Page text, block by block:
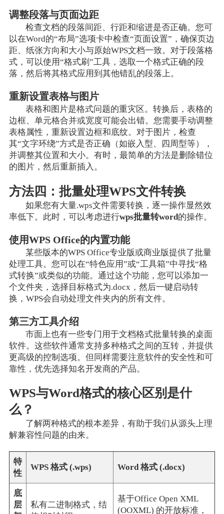
调整段落与页面边距
检查文档的段落间距、行距和缩进是否正确。您可
以在Word的“布局”选项卡中检查“页面设置”，确保页边
距、纸张方向和大小与原始WPS文档一致。对于段落格
式，可以使用“格式刷”工具，选取一个格式正确的段
落，然后将其格式应用到其他错乱的段落上。
重新设置表格与图片
表格和图片是格式问题的重灾区。转换后，表格的
边框、单元格合并或宽度可能会出错。您需要手动调整
表格属性，重新设置边框和底纹。对于图片，检查
其“文字环绕”方式是否正确（如嵌入型、四周型等），
并调整其位置和大小。有时，最简单的方法是删除错位
的图片，然后重新插入。
方法四：批量处理WPS文件转换
如果您有大量.wps文件需要转换，逐一操作显然效
率低下。此时，可以考虑进行wps批量转word的操作。
使用WPS Office的内置功能
某些版本的WPS Office专业版或商业版提供了批量
处理工具。您可以在“特色应用”或“工具箱”中寻找“格
式转换”或类似的功能。通过这个功能，您可以添加一
个文件夹，选择目标格式为.docx，然后一键启动转
换，WPS会自动处理文件夹内的所有文件。
第三方工具介绍
市面上也有一些专门用于文档格式批量转换的桌面
软件。这些软件通常支持多种格式之间的互转，并提供
更高级的控制选项。但同样需要注意软件的安全性和可
靠性，优先选择知名开发商的产品。
WPS与Word格式的核心区别是什
么？
了解两种格式的根本差异，有助于我们从源头上理
解兼容性问题的由来。
特
性
WPS 格式 (.wps) Word 格式 (.docx)
底
层
私有二进制格式，结
基于Office Open XML
(OOXML) 的开放标准，